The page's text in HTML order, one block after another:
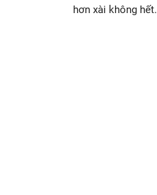
hơn xài không hết.